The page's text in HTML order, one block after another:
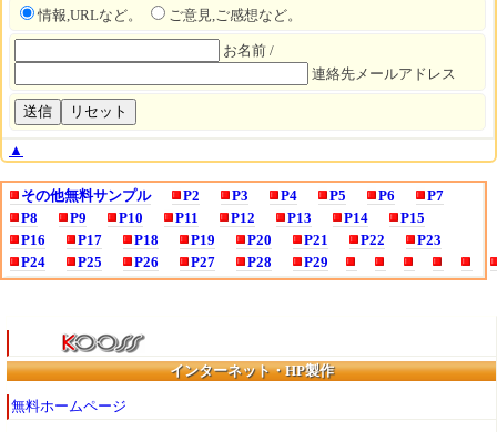
情報,URLなど。 ご意見,ご感想など。
お名前 /
連絡先メールアドレス
▲
その他無料サンプル P2 P3 P4 P5 P6
P7
P8
P9 P10 P11 P12 P13 P14
P15
P16
P17 P18 P19 P20 P21 P22
P23
P24
P25 P26 P27 P28 P29
インターネット・HP製作
無料ホームページ